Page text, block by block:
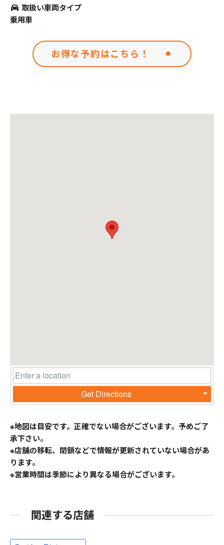
取扱い車両タイプ
乗用車
お得な予約はこちら！
Get Directions
※地図は目安です。正確でない場合がございます。予めご了
承下さい。
※店舗の移転、閉鎖などで情報が更新されていない場合があ
ります。
※営業時間は季節により異なる場合がございます。
関連する店舗